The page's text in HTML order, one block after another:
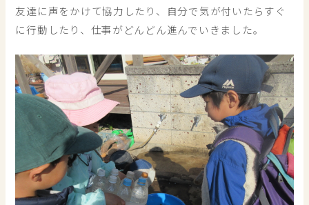
友達に声をかけて協力したり、自分で気が付いたらすぐ
に行動したり、仕事がどんどん進んでいきました。